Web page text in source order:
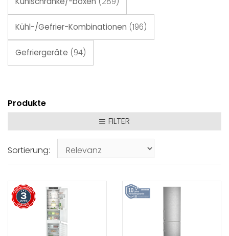
Kühl-/Gefrier-Kombinationen (196)
Gefriergeräte (94)
Produkte
FILTER
Sortierung: